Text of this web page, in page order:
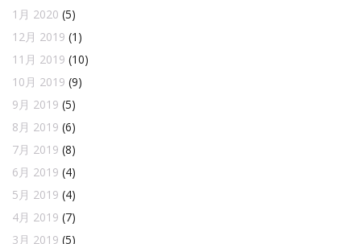
1月 2020 (5)
12月 2019 (1)
11月 2019 (10)
10月 2019 (9)
9月 2019 (5)
8月 2019 (6)
7月 2019 (8)
6月 2019 (4)
5月 2019 (4)
4月 2019 (7)
3月 2019 (5)